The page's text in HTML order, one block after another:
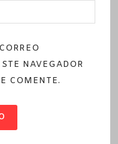
NAVEGADOR
COMENTE.